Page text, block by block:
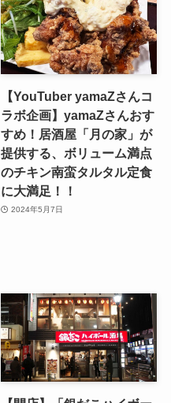
【YouTuber yamaZさんコ
ラボ企画】yamaZさんおす
すめ！居酒屋「月の家」が
提供する、ボリューム満点
のチキン南蛮タルタル定食
に大満足！！
2024年5月7日